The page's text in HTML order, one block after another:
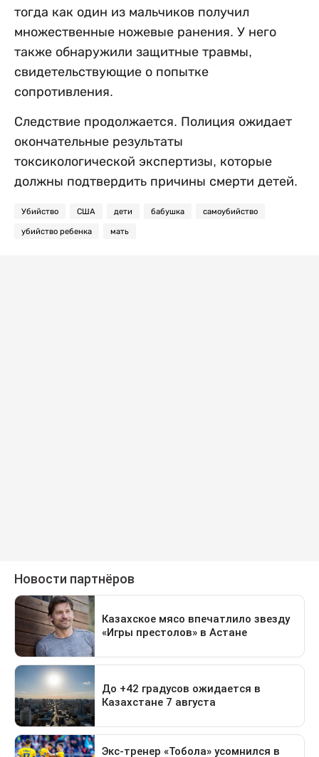
тогда как один из мальчиков получил
множественные ножевые ранения. У него
также обнаружили защитные травмы,
свидетельствующие о попытке
сопротивления.
Следствие продолжается. Полиция ожидает
окончательные результаты
токсикологической экспертизы, которые
должны подтвердить причины смерти детей.
Убийство США дети бабушка самоубийство
убийство ребенка мать